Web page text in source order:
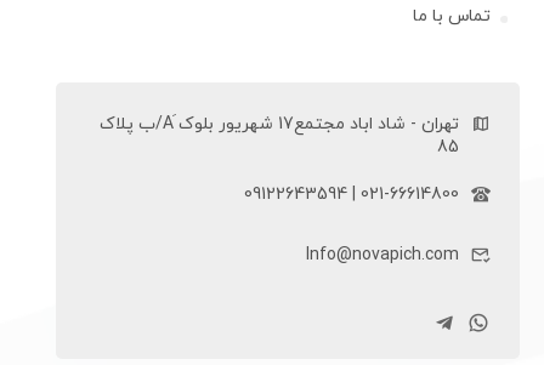
تماس با ما
تهران - شاد اباد مجتمع17 شهریور بلوک َA/ب پلاک
85
021-66614800 | 09122643594
Info@novapich.com